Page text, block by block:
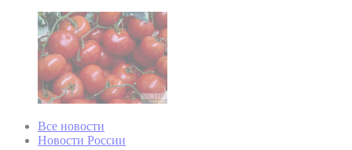
Все новости
Новости России